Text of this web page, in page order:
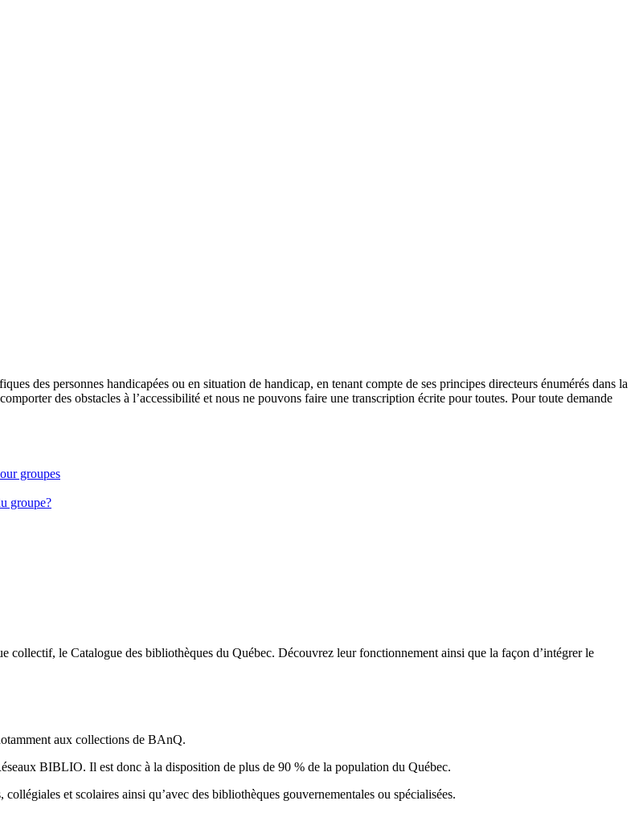
des personnes handicapées ou en situation de handicap, en tenant compte de ses principes directeurs énumérés dans la
des obstacles à l’accessibilité et nous ne pouvons faire une transcription écrite pour toutes. Pour toute demande
groupes
groupe?
le Catalogue des bibliothèques du Québec. Découvrez leur fonctionnement ainsi que la façon d’intégrer le
aux collections de BAnQ.
éseaux BIBLIO. Il est donc à la disposition de plus de 90 % de la population du Québec.
et scolaires ainsi qu’avec des bibliothèques gouvernementales ou spécialisées.